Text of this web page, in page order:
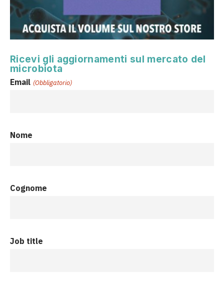
Ricevi gli aggiornamenti sul mercato del
microbiota
Email (Obbligatorio)
Nome
Cognome
Job title